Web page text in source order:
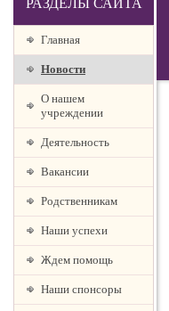
РАЗДЕЛЫ САЙТА
Главная
Новости
О нашем
учреждении
Деятельность
Вакансии
Родственникам
Наши успехи
Ждем помощь
Наши спонсоры